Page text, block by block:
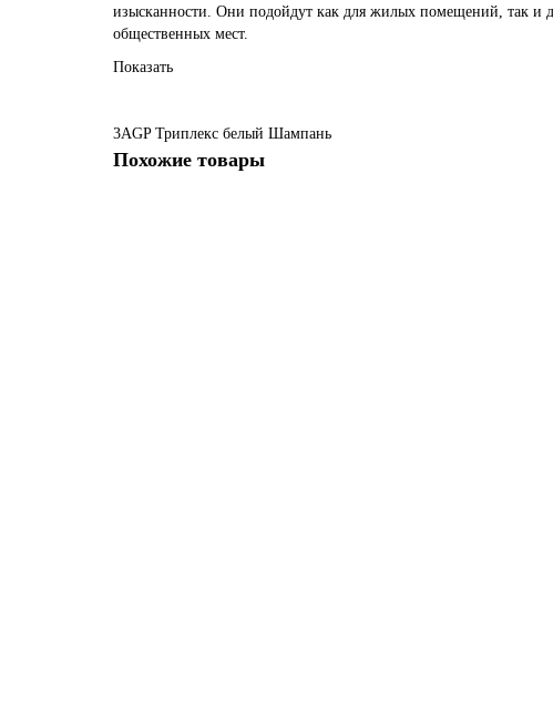
изысканности. Они подойдут как для жилых помещений, так и
общественных мест.
Показать
3AGP Триплекс белый Шампань
Похожие товары